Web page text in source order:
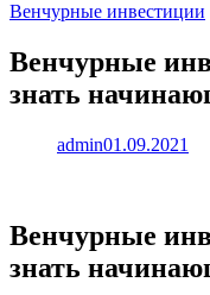
Венчурные инвестиции
Венчурные
знать
admin01.09.2021
Венчурные
знать